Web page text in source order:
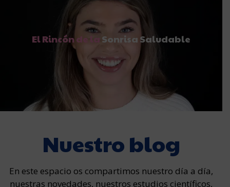
El Rincón de la Sonrisa Saludable
Nuestro blog
En este espacio os compartimos nuestro día a día,
nuestras novedades, nuestros estudios científicos,